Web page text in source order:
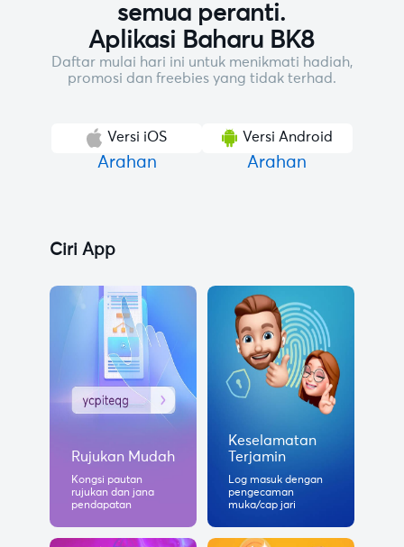
semua peranti.
Aplikasi Baharu BK8
Daftar mulai hari ini untuk menikmati hadiah,
promosi dan freebies yang tidak terhad.
Versi iOS
Arahan
Versi Android
Arahan
Ciri App
Rujukan Mudah
Kongsi pautan
rujukan dan jana
pendapatan
Keselamatan
Terjamin
Log masuk dengan
pengecaman
muka/cap jari